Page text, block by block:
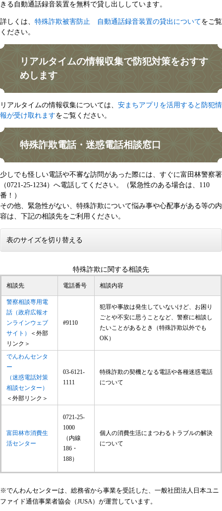
きる自動通話録音装置を無料で貸し出ししています。
詳しくは、 特殊詐欺被害防止 自動通話録音装置の貸出についてをご覧
ください。
リアルタイムの情報収集で防犯対策をおすす
めします
リアルタイムの情報収集については、 安まちアプリを活用すると防犯情
報が受け取れますをご覧ください。​
特殊詐欺電話・迷惑電話相談窓口
少しでも怪しい電話や不審な訪問があった際には、すぐに富田林警察署
（0721-25-1234）へ電話してください。（緊急性のある場合は、110
番！）
その他、緊急性がない、特殊詐欺について悩み事や心配事がある等の内
容は、下記の相談先をご利用ください。
表のサイズを切り替える
特殊詐欺に関する相談先
相談先 電話番号 相談内容
警察相談専用電
話（政府広報オ
ンラインウェブ
サイト）
＜外部
リンク＞
#9110
犯罪や事故は発生していないけど、お困り
ごとや不安に思うことなど、警察に相談し
たいことがあるとき（特殊詐欺以外でも
OK）
でんわんセンタ
ー
（迷惑電話対策
相談センター）
＜外部リンク＞
03-6121-
1111
特殊詐欺の契機となる電話や各種迷惑電話
について
富田林市消費生
活センター
0721-25-
1000
（内線
186・
188）
個人の消費生活にまつわるトラブルの解決
について
※でんわんセンターは、総務省から事業を受託した、一般社団法人日本ユニ
ファイド通信事業者協会（JUSA）が運営しています。